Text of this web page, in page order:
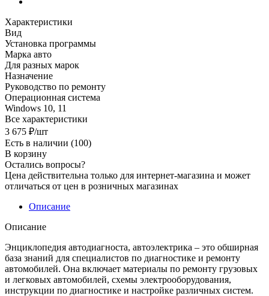
Характеристики
Вид
Установка программы
Марка авто
Для разных марок
Назначение
Руководство по ремонту
Операционная система
Windows 10, 11
Все характеристики
3 675 ₽/шт
Есть в наличии (100)
В корзину
Остались вопросы?
Цена действительна только для интернет-магазина и может
отличаться от цен в розничных магазинах
Описание
Описание
Энциклопедия автодиагноста, автоэлектрика – это обширная
база знаний для специалистов по диагностике и ремонту
автомобилей. Она включает материалы по ремонту грузовых
и легковых автомобилей, схемы электрооборудования,
инструкции по диагностике и настройке различных систем.